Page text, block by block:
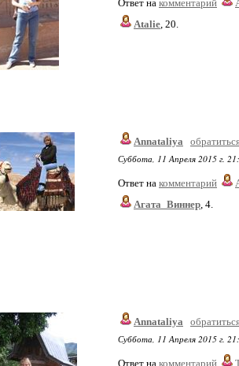
Ответ на комментарий
Atalie, 20.
Annataliya
Суббота, 11 Апреля 2015 г.
Ответ на комментарий
Агата_Виннер, 4.
Annataliya
Суббота, 11 Апреля 2015 г.
Ответ на комментарий